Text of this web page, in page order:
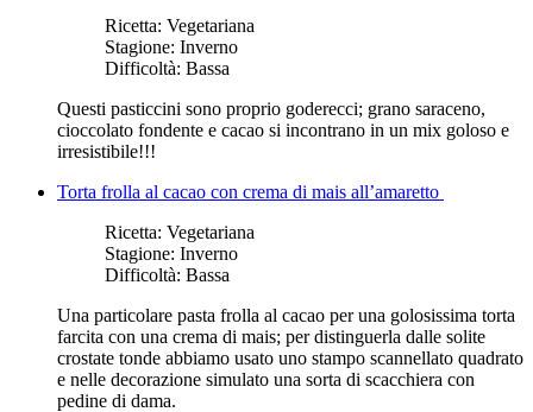
Ricetta: Vegetariana
Stagione: Inverno
Difficoltà: Bassa
Questi pasticcini sono proprio goderecci; grano saraceno,
cioccolato fondente e cacao si incontrano in un mix goloso e
irresistibile!!!
Torta frolla al cacao con crema di mais all’amaretto
Ricetta: Vegetariana
Stagione: Inverno
Difficoltà: Bassa
Una particolare pasta frolla al cacao per una golosissima torta
farcita con una crema di mais; per distinguerla dalle solite
crostate tonde abbiamo usato uno stampo scannellato quadrato
e nelle decorazione simulato una sorta di scacchiera con
pedine di dama.